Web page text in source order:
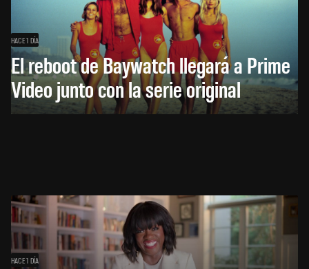
HACE 1 DÍA
El reboot de Baywatch llegará a Prime
Video junto con la serie original
HACE 1 DÍA